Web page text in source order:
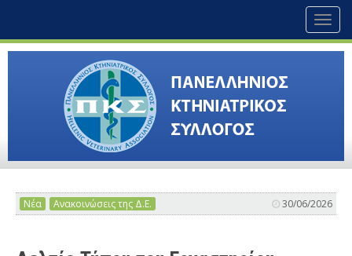
Νέα Ανακοινώσεις της Δ.Ε. 30/06/2026